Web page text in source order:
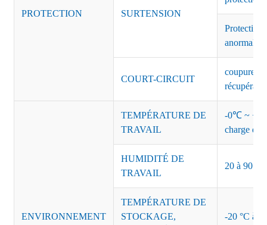
PROTECTION SURTENSION
Protection
anormales
COURT-CIRCUIT
coupure
ENVIRONNEMENT
TEMPÉRATURE DE
TRAVAIL
-0℃ ~
charge de
HUMIDITÉ DE
TRAVAIL
20 à 90 %
TEMPÉRATURE DE
STOCKAGE,
-20 °C à